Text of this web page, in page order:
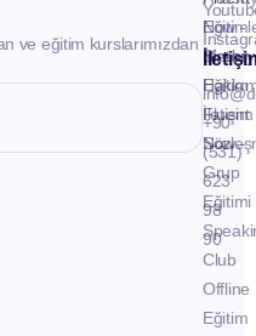
ve eğitim kurslarımızdan
İletişim
Now -
Birebir
Eğitim
Fluent
Now -
Grup
Eğitimi
Club
Offline
Eğitim
+90
(531)
623
98
90